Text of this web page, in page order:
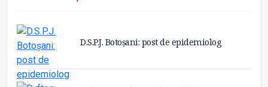
D.S.P.J. Botoșani: post de epidemiolog